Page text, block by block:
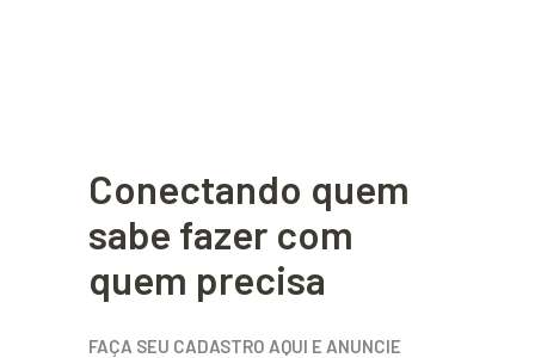
Conectando quem
sabe fazer com
quem precisa
FAÇA SEU CADASTRO AQUI E ANUNCIE